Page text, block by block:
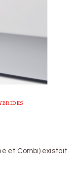
et Combi) existait